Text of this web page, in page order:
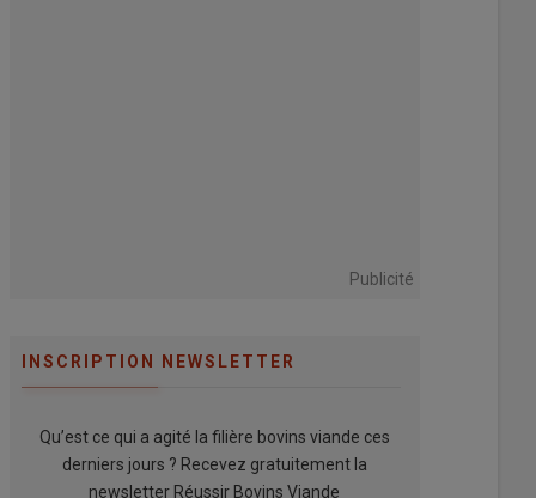
Publicité
INSCRIPTION NEWSLETTER
Qu’est ce qui a agité la filière bovins viande ces
derniers jours ? Recevez gratuitement la
newsletter Réussir Bovins Viande